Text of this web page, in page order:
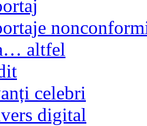
altfel
celebri
digital